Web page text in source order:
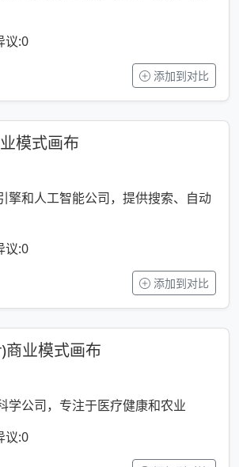
议:0
添加到对比
模式画布
擎和人工智能公司，提供搜索、自动
议:0
添加到对比
商业模式画布
学公司，专注于医疗健康和农业
议:0